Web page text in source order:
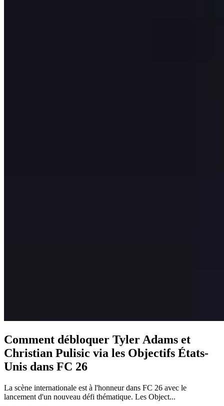
Comment débloquer Tyler Adams et
Christian Pulisic via les Objectifs États-
Unis dans FC 26
La scène internationale est à l'honneur dans FC 26 avec le
lancement d'un nouveau défi thématique. Les Object...